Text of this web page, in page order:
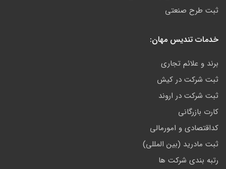
ثبت طرح صنعتی
خدمات تندیس مهان:
برند و علائم تجاری
ثبت شرکت در کیش
ثبت شرکت در اروند
کارت بازرگانی
کداقتصادی و امورمالی
ثبت مادرید (بین المللی)
رتبه بندی شرکت ها